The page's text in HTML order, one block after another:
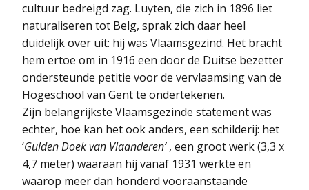
cultuur bedreigd zag. Luyten, die zich in 1896 liet
naturaliseren tot Belg, sprak zich daar heel
duidelijk over uit: hij was Vlaamsgezind. Het bracht
hem ertoe om in 1916 een door de Duitse bezetter
ondersteunde petitie voor de vervlaamsing van de
Hogeschool van Gent te ondertekenen.
Zijn belangrijkste Vlaamsgezinde statement was
echter, hoe kan het ook anders, een schilderij: het
‘Gulden Doek van Vlaanderen’, een groot werk (3,3 x
4,7 meter) waaraan hij vanaf 1931 werkte en
waarop meer dan honderd vooraanstaande